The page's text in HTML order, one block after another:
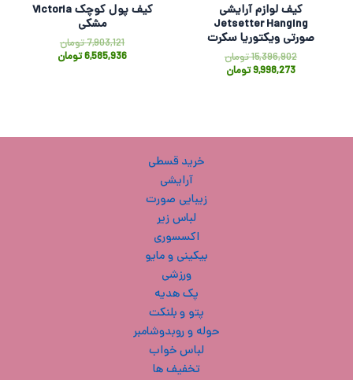
کیف لوازم آرایشی
Jetsetter Hanging
صورتی ویکتوریا سکرت
15,396,902تومان
9,998,273تومان
کیف پول کوچک Victoria
مشکی
7,903,121تومان
6,585,936تومان
خرید قسطی
آرایشی
زیبایی صورت
لباس زیر
اکسسوری
بیکینی و مایو
ورزشی
پک هدیه
پتو و بلنکت
حوله و روبدوشامبر
لباس خواب
تخفیف ها